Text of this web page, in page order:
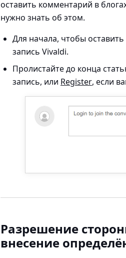
оставить комментарий в
нужно знать об этом.
Для начала, чтобы
запись Vivaldi.
Пролистайте до конца
запись, или Register, если
Разрешение
внесение